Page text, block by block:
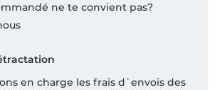
ne te convient pas?
en charge les frais d`envois des